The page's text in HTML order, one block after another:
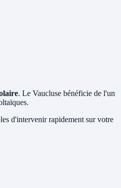
. Le Vaucluse bénéficie de l'un
d'intervenir rapidement sur votre